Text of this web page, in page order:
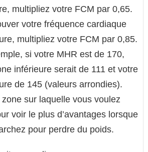
multipliez votre FCM par 0,65.
votre fréquence cardiaque
multipliez votre FCM par 0,85.
si votre MHR est de 170,
inférieure serait de 111 et votre
de 145 (valeurs arrondies).
zone sur laquelle vous voulez
voir le plus d’avantages lorsque
pour perdre du poids.